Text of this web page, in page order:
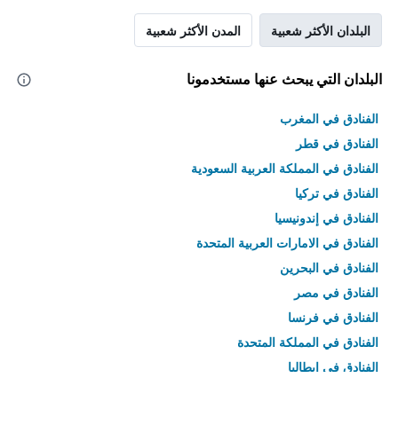
البلدان الأكثر شعبية المدن الأكثر شعبية
البلدان التي يبحث عنها مستخدمونا
الفنادق في المغرب
الفنادق في قطر
الفنادق في المملكة العربية السعودية
الفنادق في تركيا
الفنادق في إندونيسيا
الفنادق في الامارات العربية المتحدة
الفنادق في البحرين
الفنادق في مصر
الفنادق في فرنسا
الفنادق في المملكة المتحدة
الفنادق في إيطاليا